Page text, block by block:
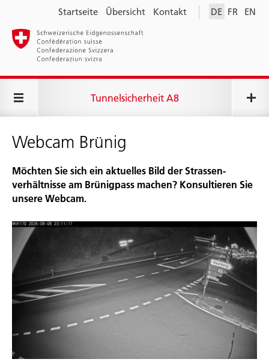
DE FR EN
Startseite Übersicht Kontakt
Tunnelsicherheit A8
Webcam Brünig
Möchten Sie sich ein aktuelles Bild der Strassen­
verhältnisse am Brünig­pass machen? Konsultieren Sie
unsere Webcam.